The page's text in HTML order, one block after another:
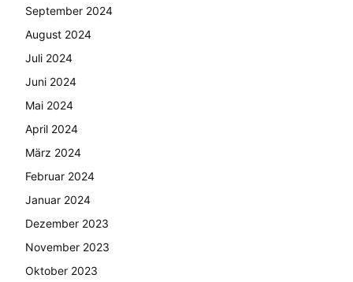
September 2024
August 2024
Juli 2024
Juni 2024
Mai 2024
April 2024
März 2024
Februar 2024
Januar 2024
Dezember 2023
November 2023
Oktober 2023